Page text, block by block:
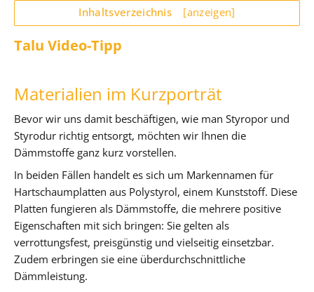
Inhaltsverzeichnis [anzeigen]
Talu Video-Tipp
Materialien im Kurzporträt
Bevor wir uns damit beschäftigen, wie man Styropor und
Styrodur richtig entsorgt, möchten wir Ihnen die
Dämmstoffe ganz kurz vorstellen.
In beiden Fällen handelt es sich um Markennamen für
Hartschaumplatten aus Polystyrol, einem Kunststoff. Diese
Platten fungieren als Dämmstoffe, die mehrere positive
Eigenschaften mit sich bringen: Sie gelten als
verrottungsfest, preisgünstig und vielseitig einsetzbar.
Zudem erbringen sie eine überdurchschnittliche
Dämmleistung.